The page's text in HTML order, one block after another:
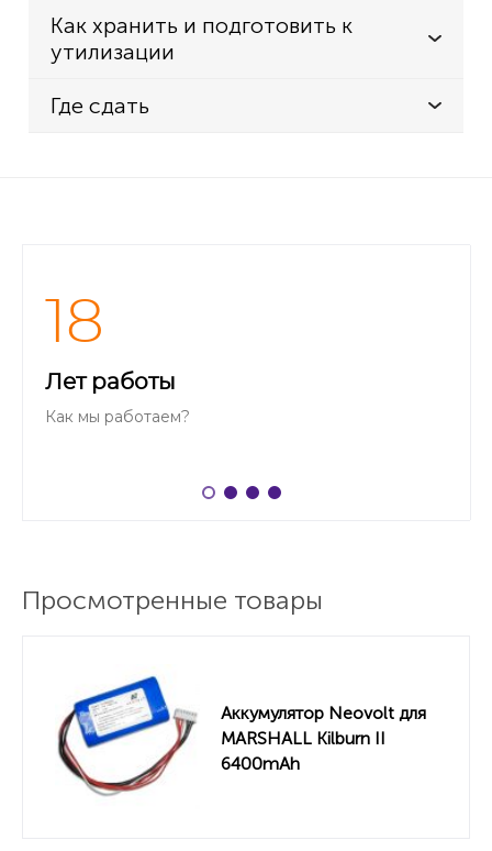
Как хранить и подготовить к
утилизации
Где сдать
18
Лет работы
Как мы работаем?
Просмотренные товары
Аккумулятор Neovolt для
MARSHALL Kilburn II
6400mAh